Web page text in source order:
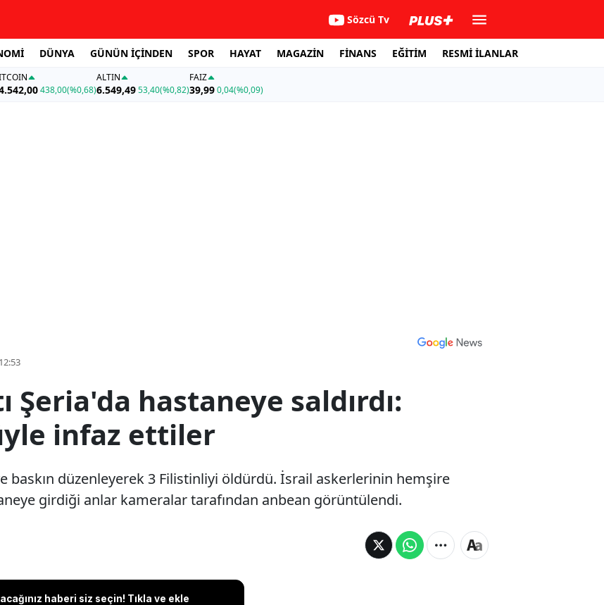
Sözcü Tv
DÜNYA GÜNÜN İÇİNDEN SPOR HAYAT MAGAZİN FİNANS EĞİTİM RESMİ İLANLAR
438,00(%0,68)
ALTIN
6.549,4953,40(%0,82)
FAİZ
39,990,04(%0,09)
Şeria'da hastaneye saldırdı:
infaz ettiler
baskın düzenleyerek 3 Filistinliyi öldürdü. İsrail askerlerinin hemşire
girdiği anlar kameralar tarafından anbean görüntülendi.
haberi siz seçin! Tıkla ve ekle